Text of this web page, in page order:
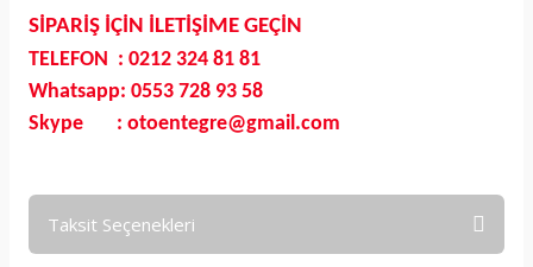
SİPARİŞ İÇİN İLETİŞİME GEÇİN
TELEFON : 0212 324 81 81
Whatsapp: 0553 728 93 58
Skype : otoentegre@gmail.com
Taksit Seçenekleri